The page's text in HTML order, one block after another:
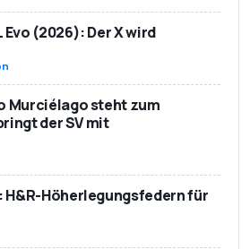
(2026): Der X wird
Murciélago steht zum
der SV mit
H&R-Höherlegungsfedern für